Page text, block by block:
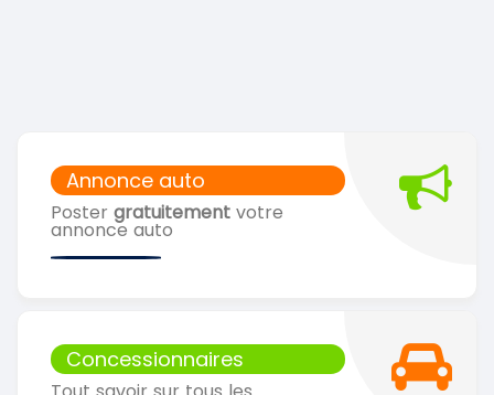
Annonce auto
Poster gratuitement votre
annonce auto
Concessionnaires